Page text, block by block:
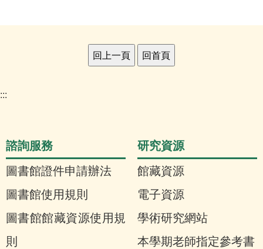
:::
諮詢服務
圖書館證件申請辦法
圖書館使用規則
圖書館館藏資源使用規
則
研究資源
館藏資源
電子資源
學術研究網站
本學期老師指定參考書